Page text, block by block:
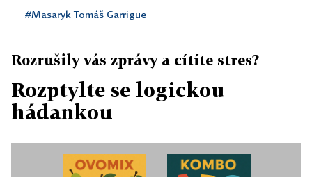
#Masaryk Tomáš Garrigue
Rozrušily vás zprávy a cítíte stres?
Rozptylte se logickou
hádankou